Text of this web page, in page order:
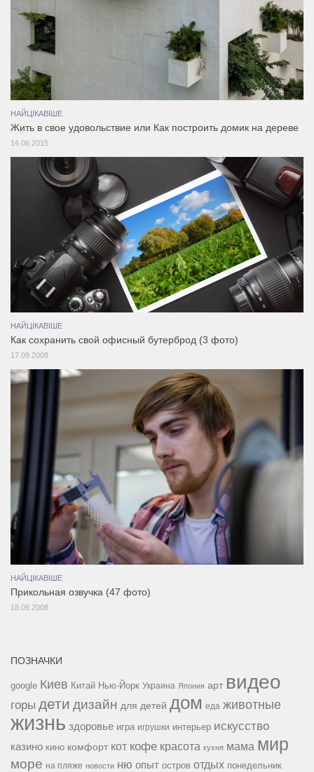
НАЙЦІКАВІШЕ
Жить в свое удовольствие или Как построить домик на дереве
14.06.2015
НАЙЦІКАВІШЕ
Как сохранить свой офисный бутерброд (3 фото)
17.09.2008
НАЙЦІКАВІШЕ
Прикольная озвучка (47 фото)
18.09.2008
ПОЗНАЧКИ
google Киев Китай Нью-Йорк Украина Япония арт видео
горы дети дизайн для детей дом еда животные
жизнь здоровье игра игрушки интерьер искусство
казино кино комфорт кот кофе красота кухня мама мир
море на пляже новости ню опыт остров отдых понедельник